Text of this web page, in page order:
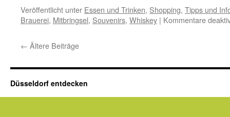
Veröffentlicht unter Essen und Trinken, Shopping, Tipps und
Brauerei, Mitbringsel, Souvenirs, Whiskey | Kommentare
← Ältere Beiträge
Düsseldorf entdecken